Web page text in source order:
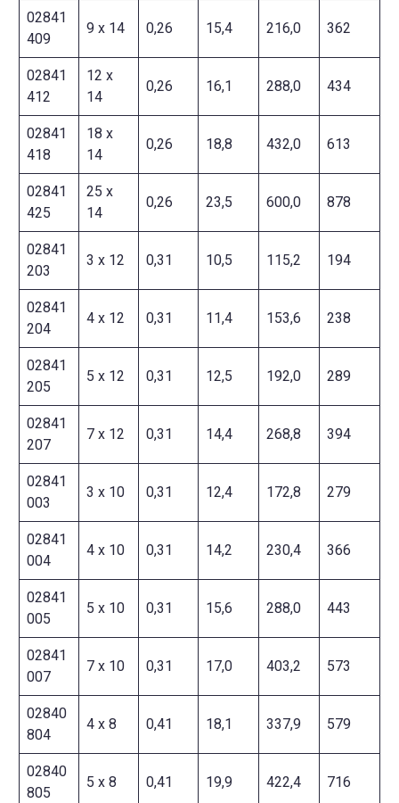
02841
409
9 x 14 0,26 15,4 216,0 362
02841
412
12 x
14
0,26 16,1 288,0 434
02841
418
18 x
14
0,26 18,8 432,0 613
02841
425
25 x
14
0,26 23,5 600,0 878
02841
203
3 x 12 0,31 10,5 115,2 194
02841
204
4 x 12 0,31 11,4 153,6 238
02841
205
5 x 12 0,31 12,5 192,0 289
02841
207
7 x 12 0,31 14,4 268,8 394
02841
003
3 x 10 0,31 12,4 172,8 279
02841
004
4 x 10 0,31 14,2 230,4 366
02841
005
5 x 10 0,31 15,6 288,0 443
02841
007
7 x 10 0,31 17,0 403,2 573
02840
804
4 x 8 0,41 18,1 337,9 579
02840
805
5 x 8 0,41 19,9 422,4 716